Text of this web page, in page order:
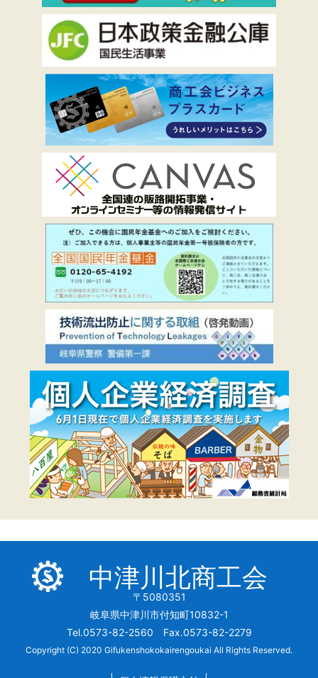
中津川北商工会
〒5080351
岐阜県中津川市付知町10832-1
Tel.0573-82-2560 Fax.0573-82-2279
Copyright (C) 2020 Gifukenshokokairengoukai All Rights Reserved.